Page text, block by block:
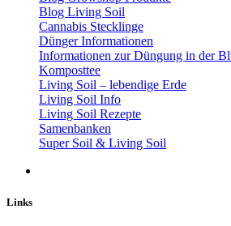
Blog Living Soil
Cannabis Stecklinge
Dünger Informationen
Informationen zur Düngung in der
Komposttee
Living Soil – lebendige Erde
Living Soil Info
Living Soil Rezepte
Samenbanken
Super Soil & Living Soil
Links